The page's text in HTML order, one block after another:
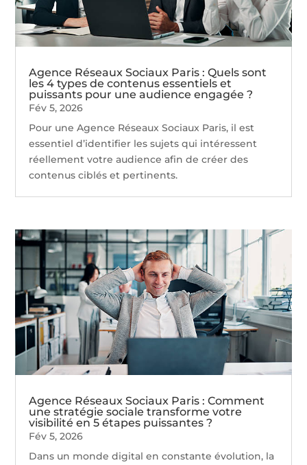
Agence Réseaux Sociaux Paris : Quels sont
les 4 types de contenus essentiels et
puissants pour une audience engagée ?
Fév 5, 2026
Pour une Agence Réseaux Sociaux Paris, il est
essentiel d’identifier les sujets qui intéressent
réellement votre audience afin de créer des
contenus ciblés et pertinents.
Agence Réseaux Sociaux Paris : Comment
une stratégie sociale transforme votre
visibilité en 5 étapes puissantes ?
Fév 5, 2026
Dans un monde digital en constante évolution, la